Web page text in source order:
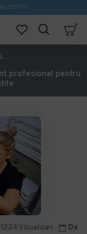
230 170
utile
profesional pentru
1224 Vizualizari